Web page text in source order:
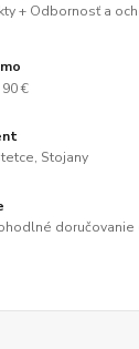
+ Odbornosť a
€
Stojany
doručovanie